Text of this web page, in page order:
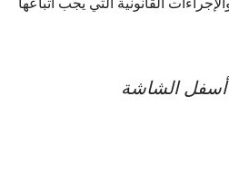
القانونية التي يجب اتباعها
أسفل الشاشة